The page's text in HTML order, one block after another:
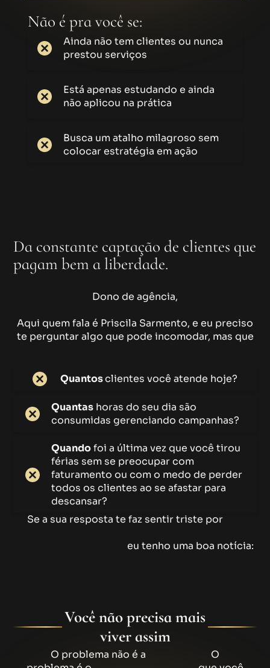
Não é pra você se:
Ainda não tem clientes ou nunca
prestou serviços
Está apenas estudando e ainda
não aplicou na prática
Busca um atalho milagroso sem
colocar estratégia em ação
Da constante captação de clientes que
pagam bem a liberdade.
Dono de agência,
Aqui quem fala é Priscila Sarmento, e eu preciso
te perguntar algo que pode incomodar, mas que
Quantosclientes você atende hoje?
Quantas horas do seu dia são
consumidas gerenciando campanhas?
Quandofoi a última vez que você tirou
férias sem se preocupar com
faturamento ou com o medo de perder
todos os clientes ao se afastar para
descansar?
Se a sua resposta te faz sentir triste por
eu tenho uma boa notícia:
Você não precisa mais
viver assim
O problema não é a
O